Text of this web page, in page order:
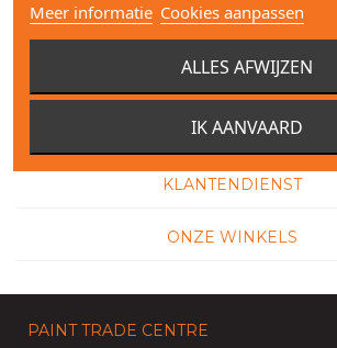
100% VEILIGE BETALING
SNELLE LEVERINGSDIENST
KLANTENDIENST
ONZE WINKELS
PAINT TRADE CENTRE
Meer informatie Cookies aanpassen
ALLES AFWIJZEN
IK AANVAARD